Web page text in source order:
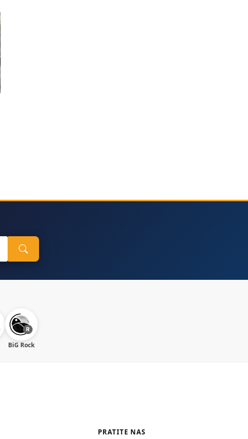
BiG Rock
PRATITE NAS